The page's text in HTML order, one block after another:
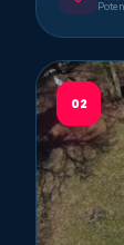
02